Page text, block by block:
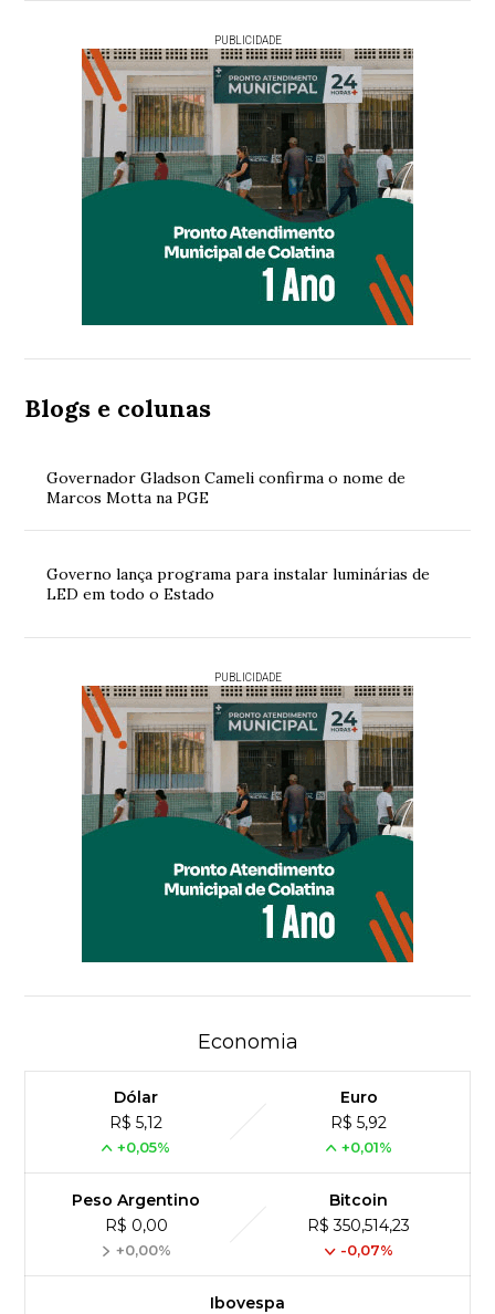
PUBLICIDADE
Blogs e colunas
Governador Gladson Cameli confirma o nome de
Marcos Motta na PGE
Governo lança programa para instalar luminárias de
LED em todo o Estado
PUBLICIDADE
Economia
Dólar
R$ 5,12
+0,05%
Euro
R$ 5,92
+0,01%
Peso Argentino
R$ 0,00
+0,00%
Bitcoin
R$ 350,514,23
-0,07%
Ibovespa